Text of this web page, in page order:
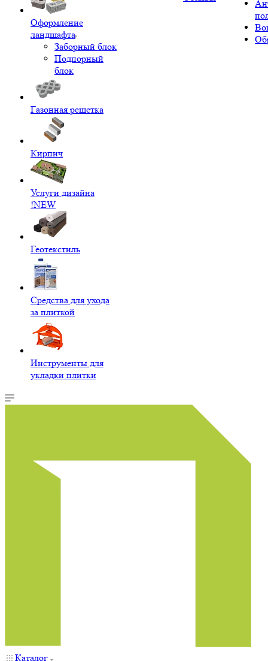
Оформление
ландшафта
Заборный блок
Подпорный
блок
Газонная решетка
Кирпич
Услуги дизайна
!NEW
Геотекстиль
Средства для ухода
за плиткой
Инструменты для
укладки плитки
Каталог